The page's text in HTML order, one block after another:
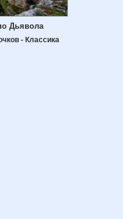
Дьявола
- Классика